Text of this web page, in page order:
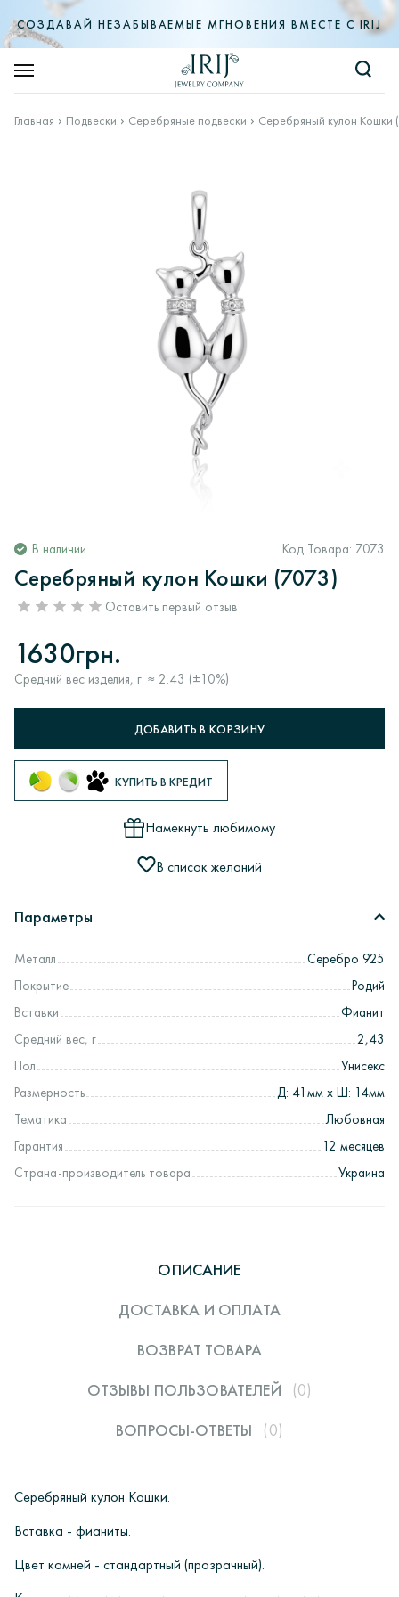
СОЗДАВАЙ НЕЗАБЫВАЕМЫЕ МГНОВЕНИЯ ВМЕСТЕ С IRIJ
Главная Подвески Серебряные подвески Серебряный кулон Кошки
В наличии Код Товара: 7073
Серебряный кулон Кошки (7073)
Оставить первый отзыв
1630грн.
Средний вес изделия, г: ≈ 2.43 (±10%)
ДОБАВИТЬ В КОРЗИНУ
КУПИТЬ В КРЕДИТ
Намекнуть любимому
В список желаний
Параметры
Металл
Серебро 925
Покрытие
Родий
Вставки
Фианит
Средний вес, г
2,43
Пол
Унисекс
Размерность
Д: 41мм х Ш: 14мм
Тематика
Любовная
Гарантия
12 месяцев
Страна-производитель товара
Украина
ОПИСАНИЕ
ДОСТАВКА И ОПЛАТА
ВОЗВРАТ ТОВАРА
ОТЗЫВЫ ПОЛЬЗОВАТЕЛЕЙ
(0)
ВОПРОСЫ-ОТВЕТЫ
(0)
Серебряный кулон Кошки.
Вставка - фианиты.
Цвет камней - стандартный (прозрачный).